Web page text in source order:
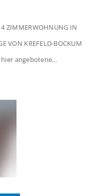
4 ZIMMERWOHNUNG IN
VON KREFELD-BOCKUM
hier angebotene
von Krefeld-Bockum.